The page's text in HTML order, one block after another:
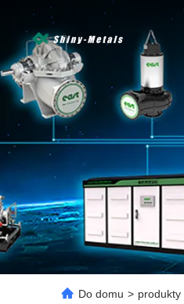
Do domu > produkty